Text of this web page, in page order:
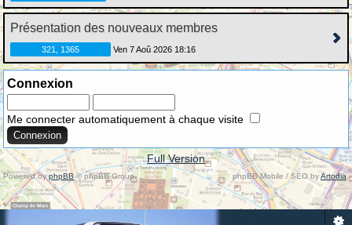
Présentation des nouveaux membres
321, 1365 Ven 7 Aoû 2026 18:16
Connexion
Me connecter automatiquement à chaque visite
Full Version
Powered byphpBB© phpBB Group. phpBB Mobile / SEO byArtodia .